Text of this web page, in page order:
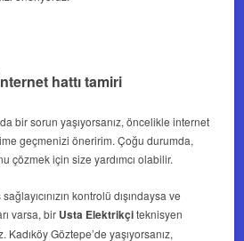
hattı tamiri
bir sorun yaşıyorsanız, öncelikle internet
geçmenizi öneririm. Çoğu durumda,
çözmek için size yardımcı olabilir.
kontrolü dışındaysa ve
varsa, bir Usta Elektrikçiteknisyen
Kadıköy Göztepe’de yaşıyorsanız,